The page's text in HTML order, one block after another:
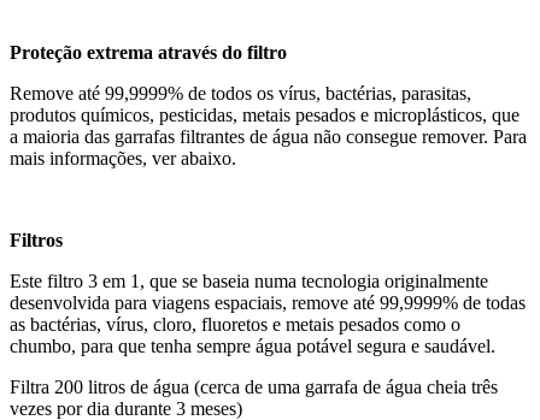
Proteção extrema através do filtro
Remove até 99,9999% de todos os vírus, bactérias, parasitas,
produtos químicos, pesticidas, metais pesados e microplásticos, que
a maioria das garrafas filtrantes de água não consegue remover. Para
mais informações, ver abaixo.
Filtros
Este filtro 3 em 1, que se baseia numa tecnologia originalmente
desenvolvida para viagens espaciais, remove até 99,9999% de todas
as bactérias, vírus, cloro, fluoretos e metais pesados como o
chumbo, para que tenha sempre água potável segura e saudável.
Filtra 200 litros de água (cerca de uma garrafa de água cheia três
vezes por dia durante 3 meses)